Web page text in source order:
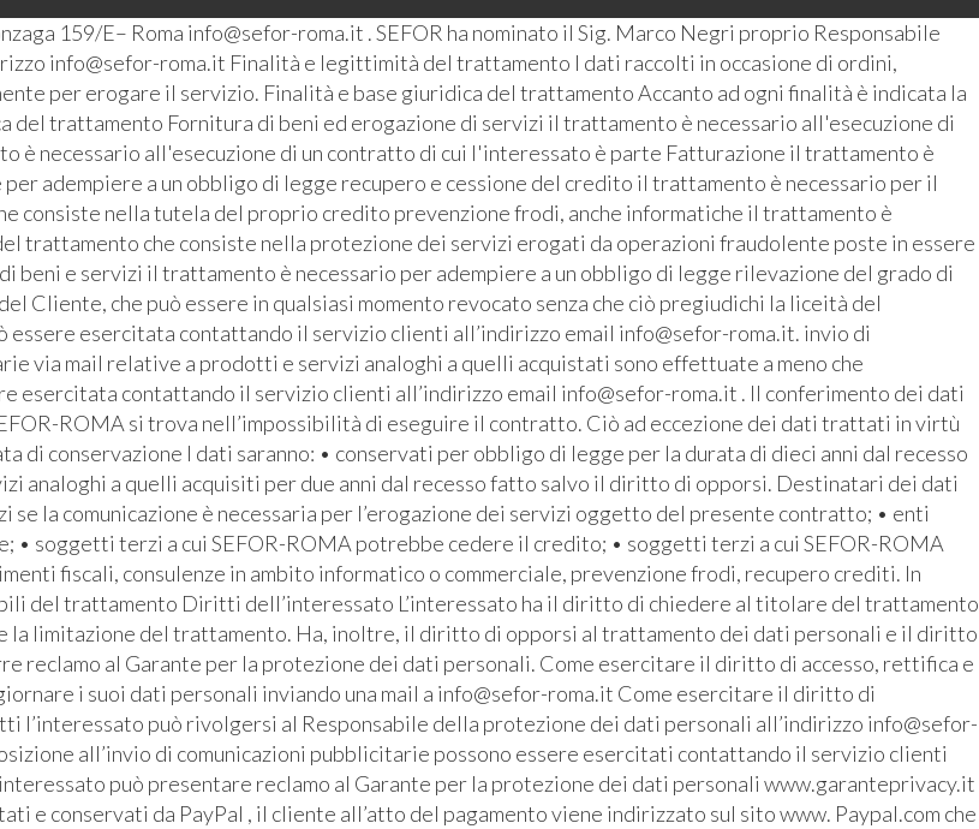
159/E– Roma info@sefor-roma.it . SEFOR ha nominato il Sig. Marco Negri proprio Responsabile
info@sefor-roma.it Finalità e legittimità del trattamento I dati raccolti in occasione di ordini,
per erogare il servizio. Finalità e base giuridica del trattamento Accanto ad ogni finalità è indicata la
trattamento Fornitura di beni ed erogazione di servizi il trattamento è necessario all'esecuzione di
è necessario all'esecuzione di un contratto di cui l'interessato è parte Fatturazione il trattamento è
adempiere a un obbligo di legge recupero e cessione del credito il trattamento è necessario per il
nella tutela del proprio credito prevenzione frodi, anche informatiche il trattamento è
trattamento che consiste nella protezione dei servizi erogati da operazioni fraudolente poste in essere
beni e servizi il trattamento è necessario per adempiere a un obbligo di legge rilevazione del grado di
Cliente, che può essere in qualsiasi momento revocato senza che ciò pregiudichi la liceità del
esercitata contattando il servizio clienti all’indirizzo email info@sefor-roma.it. invio di
via mail relative a prodotti e servizi analoghi a quelli acquistati sono effettuate a meno che
esercitata contattando il servizio clienti all’indirizzo email info@sefor-roma.it . Il conferimento dei dati
ROMA si trova nell’impossibilità di eseguire il contratto. Ciò ad eccezione dei dati trattati in virtù
di conservazione I dati saranno: • conservati per obbligo di legge per la durata di dieci anni dal recesso
analoghi a quelli acquisiti per due anni dal recesso fatto salvo il diritto di opporsi. Destinatari dei dati
la comunicazione è necessaria per l’erogazione dei servizi oggetto del presente contratto; • enti
• soggetti terzi a cui SEFOR-ROMA potrebbe cedere il credito; • soggetti terzi a cui SEFOR-ROMA
fiscali, consulenze in ambito informatico o commerciale, prevenzione frodi, recupero crediti. In
del trattamento Diritti dell’interessato L’interessato ha il diritto di chiedere al titolare del trattamento
la limitazione del trattamento. Ha, inoltre, il diritto di opporsi al trattamento dei dati personali e il diritto
reclamo al Garante per la protezione dei dati personali. Come esercitare il diritto di accesso, rettifica e
i suoi dati personali inviando una mail a info@sefor-roma.it Come esercitare il diritto di
può rivolgersi al Responsabile della protezione dei dati personali all’indirizzo info@sefor-
all’invio di comunicazioni pubblicitarie possono essere esercitati contattando il servizio clienti
può presentare reclamo al Garante per la protezione dei dati personali www.garanteprivacy.it
conservati da PayPal , il cliente all’atto del pagamento viene indirizzato sul sito www. Paypal.com che